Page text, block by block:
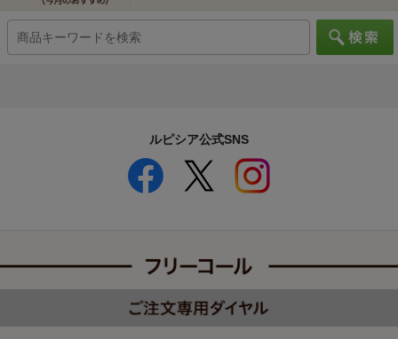
ルピシア公式SNS